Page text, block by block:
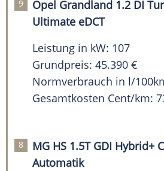
Opel Grandland 1.2 DI
Ultimate eDCT
Leistung in kW: 107
Grundpreis: 45.390 €
Normverbrauch in l/
Gesamtkosten Cent/km:
MG HS 1.5T GDI Hybrid+
Automatik